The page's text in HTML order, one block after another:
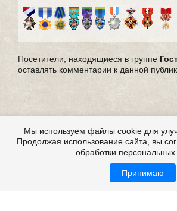
Посетители, находящиеся в группе
оставлять комментарии к данной
Мы используем файлы cookie для
Продолжая использование сайта, вы
обработки персональных
Принимаю